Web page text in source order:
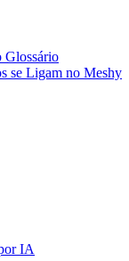
Glossário
se Ligam no Meshy
IA